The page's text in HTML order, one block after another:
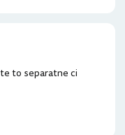
to separatne ci